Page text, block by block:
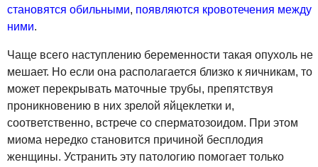
становятся обильными, появляются кровотечения между
ними.
Чаще всего наступлению беременности такая опухоль не
мешает. Но если она располагается близко к яичникам, то
может перекрывать маточные трубы, препятствуя
проникновению в них зрелой яйцеклетки и,
соответственно, встрече со сперматозоидом. При этом
миома нередко становится причиной бесплодия
женщины. Устранить эту патологию помогает только